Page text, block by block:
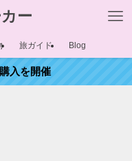
ー
旅ガイド Blog
入を開催